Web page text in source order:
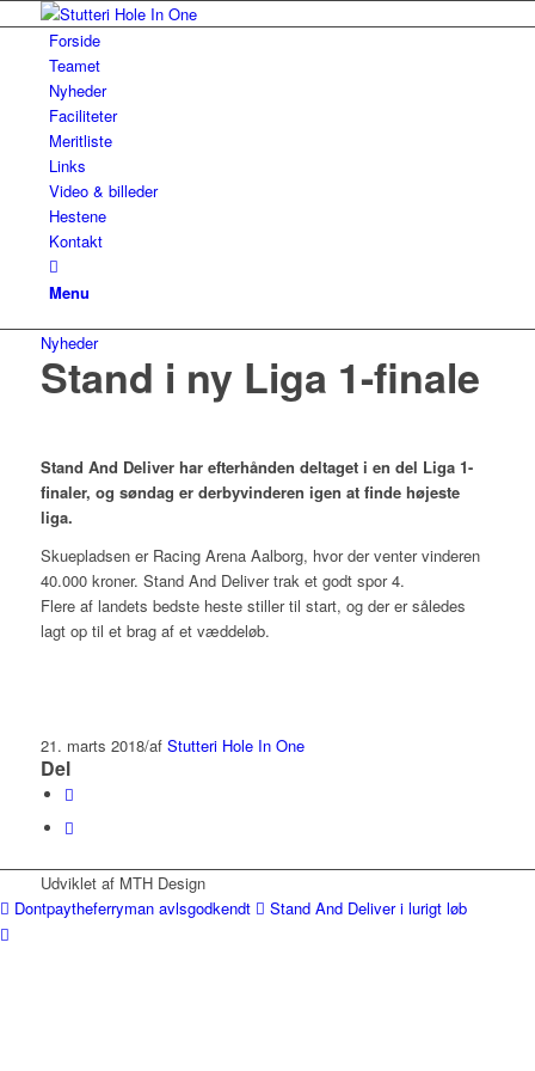
Forside
Teamet
Nyheder
Faciliteter
Meritliste
Links
Video & billeder
Hestene
Kontakt
Menu
Nyheder
Stand i ny Liga 1-finale
Stand And Deliver har efterhånden deltaget i en del Liga 1-
finaler, og søndag er derbyvinderen igen at finde højeste
liga.
Skuepladsen er Racing Arena Aalborg, hvor der venter vinderen
40.000 kroner. Stand And Deliver trak et godt spor 4.
Flere af landets bedste heste stiller til start, og der er således
lagt op til et brag af et væddeløb.
21. marts 2018/af Stutteri Hole In One
Del
Udviklet af MTH Design
Dontpaytheferryman avlsgodkendt
Stand And Deliver i lurigt løb